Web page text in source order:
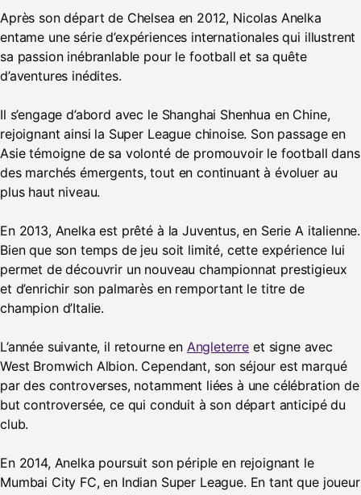
Après son départ de Chelsea en 2012, Nicolas Anelka
entame une série d’expériences internationales qui illustrent
sa passion inébranlable pour le football et sa quête
d’aventures inédites.
Il s’engage d’abord avec le Shanghai Shenhua en Chine,
rejoignant ainsi la Super League chinoise. Son passage en
Asie témoigne de sa volonté de promouvoir le football dans
des marchés émergents, tout en continuant à évoluer au
plus haut niveau.
En 2013, Anelka est prêté à la Juventus, en Serie A italienne.
Bien que son temps de jeu soit limité, cette expérience lui
permet de découvrir un nouveau championnat prestigieux
et d’enrichir son palmarès en remportant le titre de
champion d’Italie.
L’année suivante, il retourne en Angleterre et signe avec
West Bromwich Albion. Cependant, son séjour est marqué
par des controverses, notamment liées à une célébration de
but controversée, ce qui conduit à son départ anticipé du
club.
En 2014, Anelka poursuit son périple en rejoignant le
Mumbai City FC, en Indian Super League. En tant que joueur